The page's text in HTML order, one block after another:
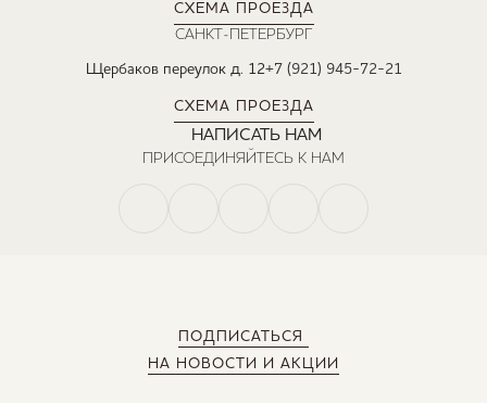
ПОДПИСАТЬСЯ
НА НОВОСТИ И АКЦИИ
СХЕМА ПРОЕЗДА
САНКТ-ПЕТЕРБУРГ
Щербаков переулок д. 12+7 (921) 945-72-21
СХЕМА ПРОЕЗДА
НАПИСАТЬ НАМ
ПРИСОЕДИНЯЙТЕСЬ К НАМ